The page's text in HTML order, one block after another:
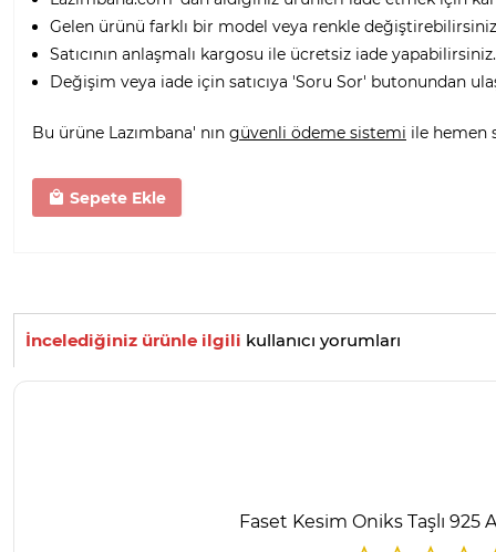
Gelen ürünü farklı bir model veya renkle
Satıcının anlaşmalı kargosu ile ücretsiz iade yapabilirsiniz.
Değişim veya iade için satıcıya 'Soru Sor' butonundan
Bu ürüne Lazımbana' nın güvenli ödeme sistemi ile hemen
Sepete Ekle
İncelediğiniz ürünle ilgili kullanıcı yorumları
Faset Kesim Oniks Taşlı 925